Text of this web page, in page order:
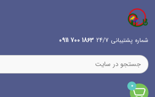
شماره پشتیبانی 24/7 1863 700 0911
0